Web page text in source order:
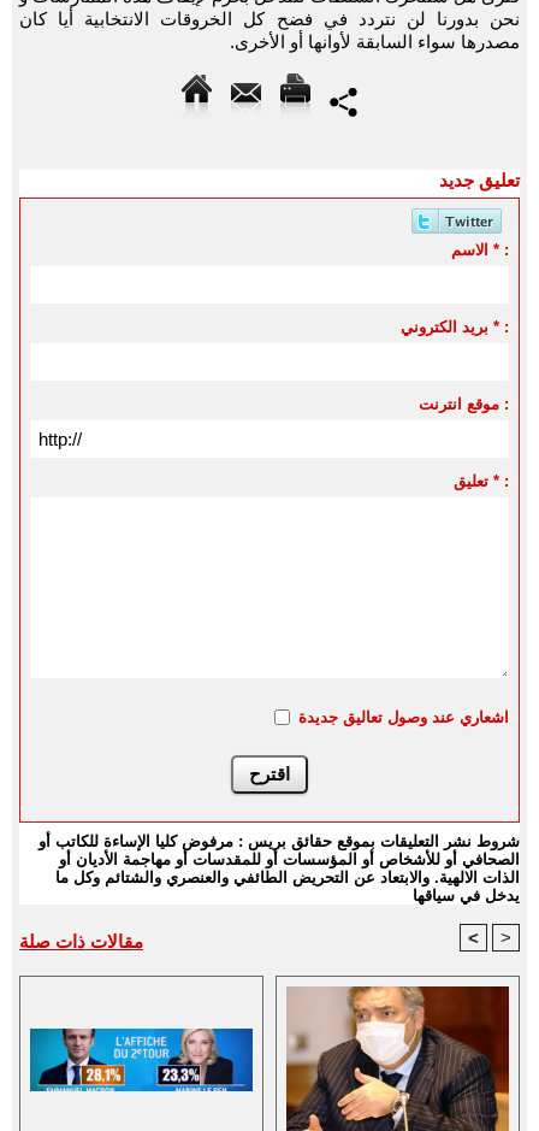
نحن بدورنا لن نتردد في فضح كل الخروقات الانتخابية أيا كان
مصدرها سواء السابقة لأوانها أو الأخرى.
تعليق جديد
الاسم * :
بريد الكتروني * :
موقع انترنت :
تعليق * :
اشعاري عند وصول تعاليق جديدة
شروط نشر التعليقات بموقع حقائق بريس : مرفوض كليا الإساءة للكاتب أو
الصحافي أو للأشخاص أو المؤسسات أو للمقدسات أو مهاجمة الأديان أو
الذات الالهية. والابتعاد عن التحريض الطائفي والعنصري والشتائم وكل ما
يدخل في سياقها
مقالات ذات صلة < >